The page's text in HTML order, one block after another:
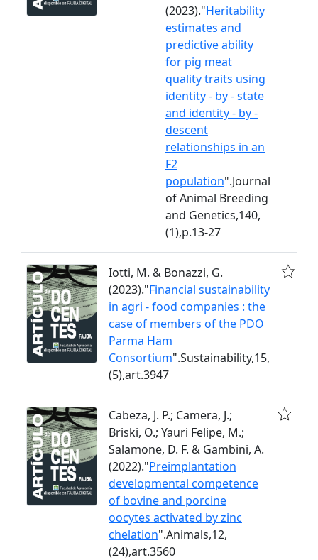
(2023)."Heritability
estimates and
predictive ability
for pig meat
quality traits using
identity - by - state
and identity - by -
descent
relationships in an
F2
population".Journal
of Animal Breeding
and Genetics,140,
(1),p.13-27
Iotti, M. & Bonazzi, G.
(2023)."Financial sustainability
in agri - food companies : the
case of members of the PDO
Parma Ham
Consortium".Sustainability,15,
(5),art.3947
Cabeza, J. P.; Camera, J.;
Briski, O.; Yauri Felipe, M.;
Salamone, D. F. & Gambini, A.
(2022)."Preimplantation
developmental competence
of bovine and porcine
oocytes activated by zinc
chelation".Animals,12,
(24),art.3560